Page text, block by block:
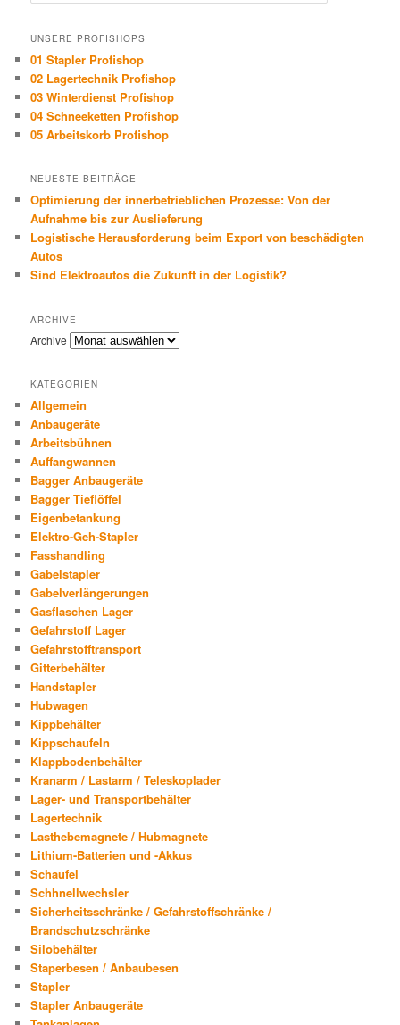
UNSERE PROFISHOPS
01 Stapler Profishop
02 Lagertechnik Profishop
03 Winterdienst Profishop
04 Schneeketten Profishop
05 Arbeitskorb Profishop
NEUESTE BEITRÄGE
Optimierung der innerbetrieblichen Prozesse: Von der
Aufnahme bis zur Auslieferung
Logistische Herausforderung beim Export von beschädigten
Autos
Sind Elektroautos die Zukunft in der Logistik?
ARCHIVE
Archive
KATEGORIEN
Allgemein
Anbaugeräte
Arbeitsbühnen
Auffangwannen
Bagger Anbaugeräte
Bagger Tieflöffel
Eigenbetankung
Elektro-Geh-Stapler
Fasshandling
Gabelstapler
Gabelverlängerungen
Gasflaschen Lager
Gefahrstoff Lager
Gefahrstofftransport
Gitterbehälter
Handstapler
Hubwagen
Kippbehälter
Kippschaufeln
Klappbodenbehälter
Kranarm / Lastarm / Teleskoplader
Lager- und Transportbehälter
Lagertechnik
Lasthebemagnete / Hubmagnete
Lithium-Batterien und -Akkus
Schaufel
Schhnellwechsler
Sicherheitsschränke / Gefahrstoffschränke /
Brandschutzschränke
Silobehälter
Staperbesen / Anbaubesen
Stapler
Stapler Anbaugeräte